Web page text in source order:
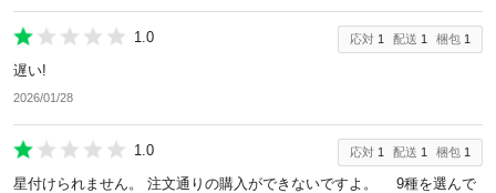
1.0 応対 1 配送 1 梱包 1
遅い!
2026/01/28
1.0 応対 1 配送 1 梱包 1
星付けられません。 注文通りの購入ができないですよ。 9種を選んで